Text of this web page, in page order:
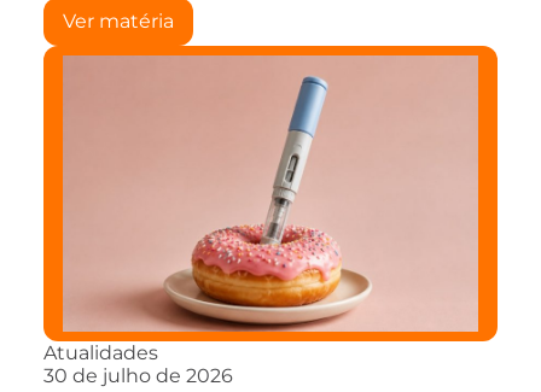
Ver matéria
Atualidades
30 de julho de 2026